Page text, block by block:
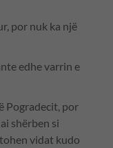
por nuk ka një
edhe varrin e
Pogradecit, por
shërben si
vidat kudo